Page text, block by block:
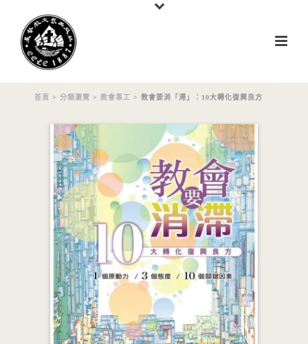
首頁 > 分類瀏覽 > 教會事工 > 教會要消「滯」：10大轉化復興良方